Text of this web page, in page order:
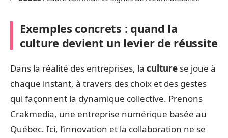
Exemples concrets : quand la
culture devient un levier de réussite
Dans la réalité des entreprises, la culture se joue à
chaque instant, à travers des choix et des gestes
qui façonnent la dynamique collective. Prenons
Crakmedia, une entreprise numérique basée au
Québec. Ici, l’innovation et la collaboration ne se